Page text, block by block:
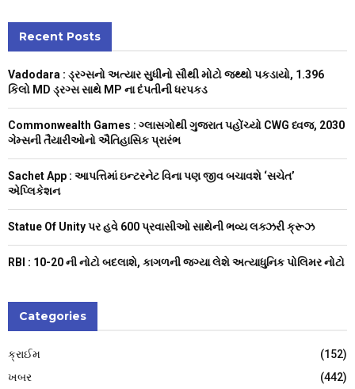
h
o
C
Recent Posts
Vadodara : ડ્રગ્સનો અત્યાર સુધીનો સૌથી મોટો જથ્થો પકડાયો, 1.396
કિલો MD ડ્રગ્સ સાથે MP ના દંપતીની ધરપકડ
Commonwealth Games : ગ્લાસગોથી ગુજરાત પહોંચ્યો CWG ધ્વજ, 2030
ગેમ્સની તૈયારીઓનો ઐતિહાસિક પ્રારંભ
Sachet App : આપત્તિમાં ઇન્ટરનેટ વિના પણ જીવ બચાવશે ‘સચેત’
એપ્લિકેશન
Statue Of Unity પર હવે 600 પ્રવાસીઓ સાથેની ભવ્ય લક્ઝરી ક્રૂઝ
RBI : ₹10-20 ની નોટો બદલાશે, કાગળની જગ્યા લેશે અત્યાધુનિક પોલિમર નોટો
Categories
ક્રાઈમ
(152)
ખબર
(442)